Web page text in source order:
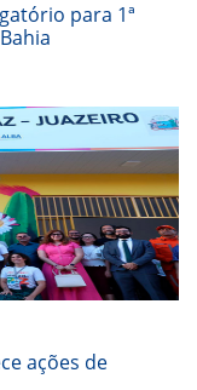
para 1ª
ações de